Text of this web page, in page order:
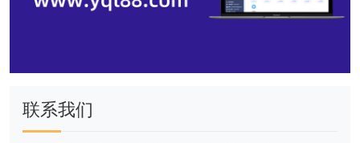
联系我们